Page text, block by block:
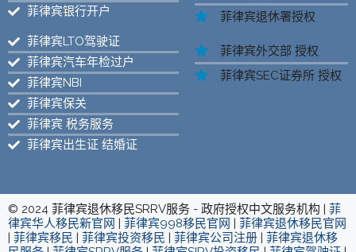
菲律宾银行开户
菲律宾LTO驾驶证
菲律宾汽车年检过户
菲律宾NBI
菲律宾保关
菲律宾 税务服务
菲律宾出生证 结婚证
菲律宾退休署授权
菲律宾外交部 授权
菲律宾SEC证券所 授权
© 2024 菲律宾退休移民SRRV服务 - 政府授权中文服务机构 | 菲
律宾华人移民新官网 | 菲律宾998移民官网 | 菲律宾退休移民官网
| 菲律宾移民 | 菲律宾投资移民 | 菲律宾公司注册 | 菲律宾退休移